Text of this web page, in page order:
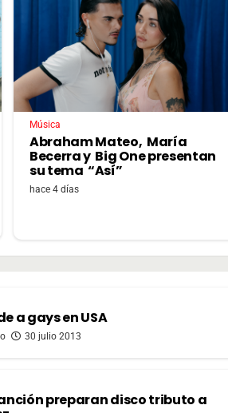
Música
Abraham Mateo, María
Becerra y Big One presentan
su tema “Así”
hace 4 días
a gays en USA
30 julio 2013
preparan disco tributo a